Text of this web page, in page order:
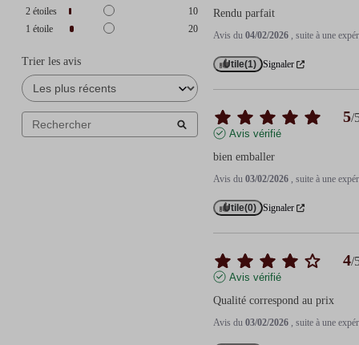
2étoiles
10
1étoile 20
Trier les avis
Rendu parfait
Avis du04/02/2026 , suite à une
Utile(1) Signaler
5/
Avis vérifié
bien emballer
Avis du03/02/2026 , suite à une
Utile(0) Signaler
4/
Avis vérifié
Qualité correspond au prix
Avis du03/02/2026 , suite à une